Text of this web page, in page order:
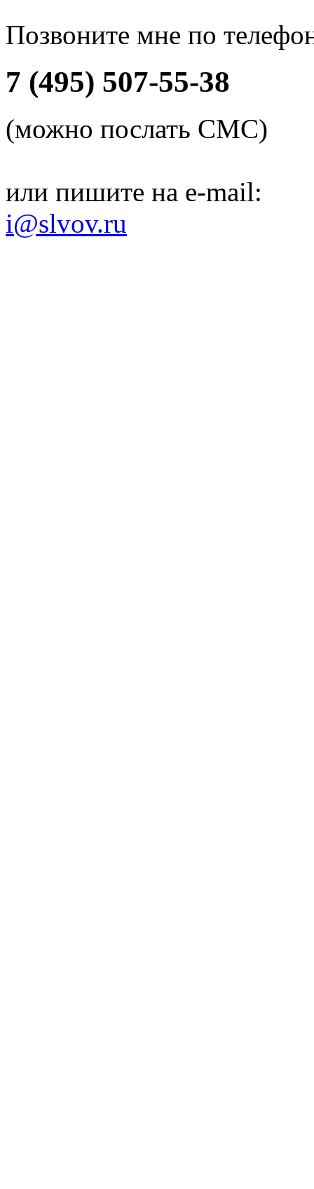
Позвоните мне по
7 (495) 507-55-38
(можно послать СМС)
или пишите на e-mail:
i@slvov.ru